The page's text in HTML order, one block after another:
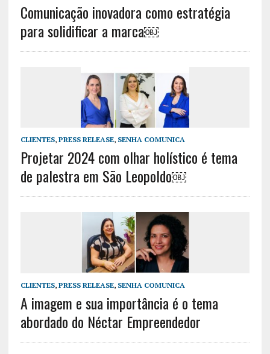
Comunicação inovadora como estratégia
para solidificar a marca￼
CLIENTES, PRESS RELEASE, SENHA COMUNICA
Projetar 2024 com olhar holístico é tema
de palestra em São Leopoldo￼
CLIENTES, PRESS RELEASE, SENHA COMUNICA
A imagem e sua importância é o tema
abordado do Néctar Empreendedor